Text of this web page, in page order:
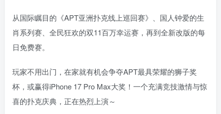
从国际瞩目的《APT亚洲扑克线上巡回赛》、国人钟爱的生
肖系列赛、全民狂欢的双11百万幸运赛，再到全新改版的每
日免费赛。
玩家不用出门，在家就有机会争夺APT最具荣耀的狮子奖
杯，或赢得iPhone 17 Pro Max大奖！一个充满竞技激情与惊
喜的扑克庆典，正在热烈上演～